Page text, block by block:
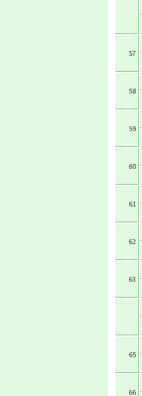
57
58
59
60
61
62
63
65
66